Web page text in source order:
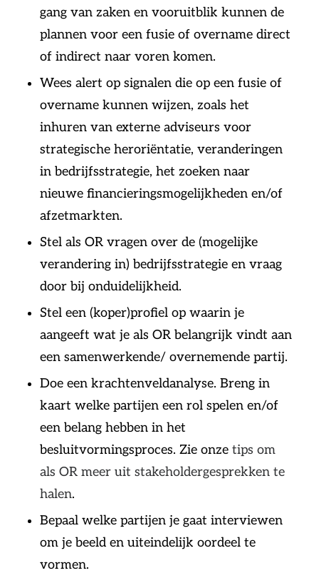
gang van zaken en vooruitblik kunnen de
plannen voor een fusie of overname direct
of indirect naar voren komen.
Wees alert op signalen die op een fusie of
overname kunnen wijzen, zoals het
inhuren van externe adviseurs voor
strategische heroriëntatie, veranderingen
in bedrijfsstrategie, het zoeken naar
nieuwe financieringsmogelijkheden en/of
afzetmarkten.
Stel als OR vragen over de (mogelijke
verandering in) bedrijfsstrategie en vraag
door bij onduidelijkheid.
Stel een (koper)profiel op waarin je
aangeeft wat je als OR belangrijk vindt aan
een samenwerkende/ overnemende partij.
Doe een krachtenveldanalyse. Breng in
kaart welke partijen een rol spelen en/of
een belang hebben in het
besluitvormingsproces. Zie onze tips om
als OR meer uit stakeholdergesprekken te
halen.
Bepaal welke partijen je gaat interviewen
om je beeld en uiteindelijk oordeel te
vormen.